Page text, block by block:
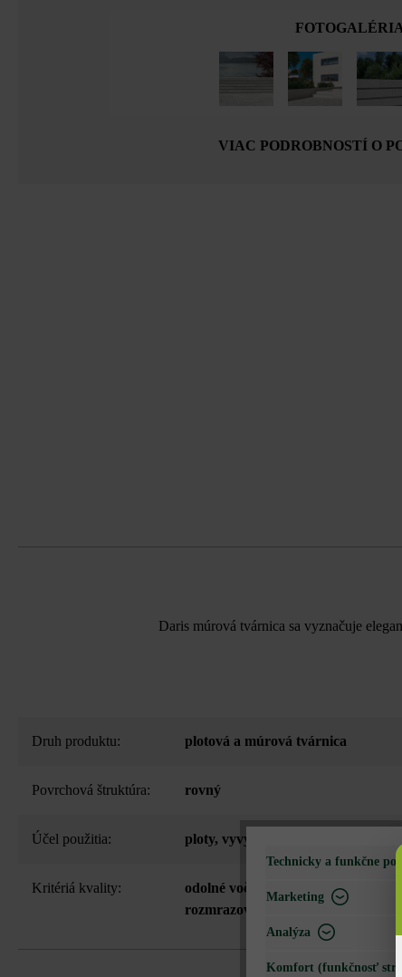
VIAC PODROBNOSTÍ O
Daris múrová tvárnica sa vyznačuje
Druh produktu: plotová a múrová tvárnica
Povrchová štruktúra: rovný
Účel použitia: ploty, vyvýšené záhony
Kritériá kvality:
odolné voči mrazu - neodporúča
rozmrazovacieho prostriedku
Technicky a funkčne
Marketing
Analýza
Komfort (funkčnosť